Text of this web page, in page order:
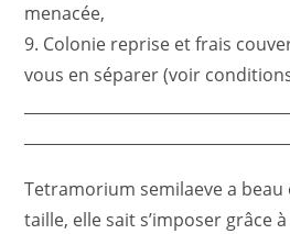
menacée,
9. Colonie reprise et frais
vous en séparer (voir
Tetramorium semilaeve a
taille, elle sait s’imposer grâce